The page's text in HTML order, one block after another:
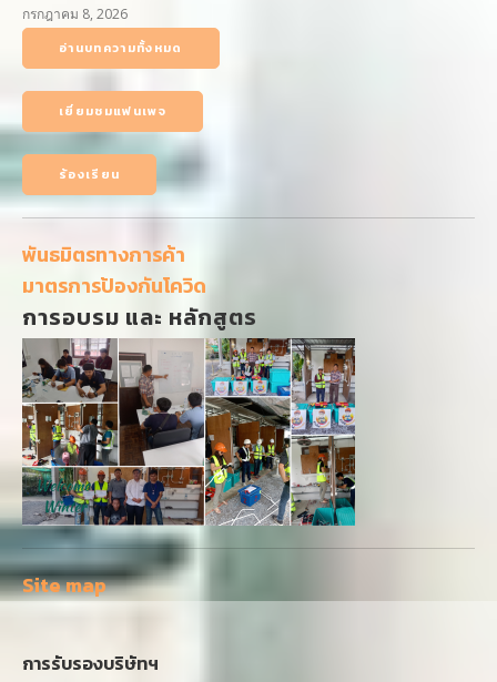
กรกฎาคม 8, 2026
อ่านบทความทั้งหมด
เยี่ยมชมแฟนเพจ
ร้องเรียน
พันธมิตรทางการค้า
มาตรการป้องกันโควิด
การอบรม และ หลักสูตร
Site map
การรับรองบริษัทฯ